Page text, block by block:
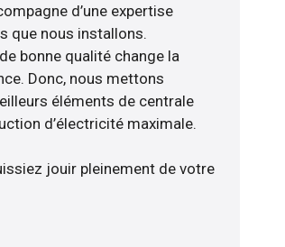
d’une expertise
que nous installons.
bonne qualité change la
Donc, nous mettons
éléments de centrale
d’électricité maximale.
jouir pleinement de votre